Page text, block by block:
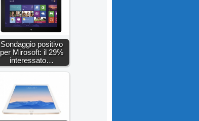
Sondaggio positivo
per Mirosoft: il 29%
interessato…